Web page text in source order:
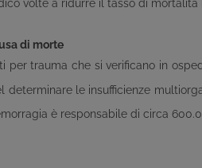
volte a ridurre il tasso di
di morte
per trauma che si verificano in
determinare le insufficienze
è responsabile di circa